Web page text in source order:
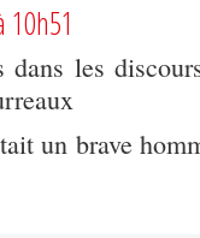
les
un brave